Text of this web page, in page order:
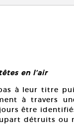
en l’air
à leur titre
à travers
être
détruits ou